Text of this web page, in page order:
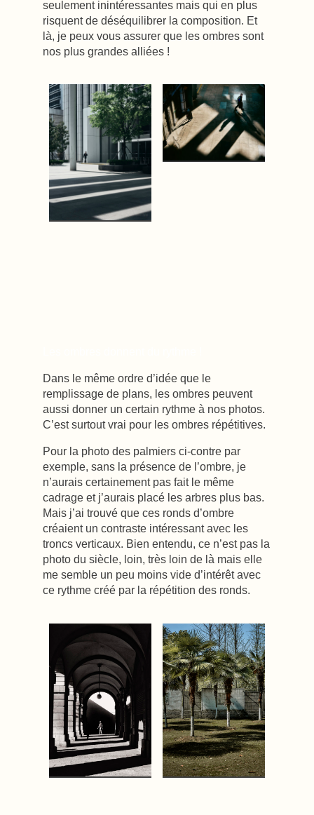
seulement inintéressantes mais qui en plus
risquent de déséquilibrer la composition. Et
là, je peux vous assurer que les ombres sont
nos plus grandes alliées !
Dans le même ordre d’idée que le
remplissage de plans, les ombres peuvent
aussi donner un certain rythme à nos photos.
C’est surtout vrai pour les ombres répétitives.
Pour la photo des palmiers ci-contre par
exemple, sans la présence de l’ombre, je
n’aurais certainement pas fait le même
cadrage et j’aurais placé les arbres plus bas.
Mais j’ai trouvé que ces ronds d’ombre
créaient un contraste intéressant avec les
troncs verticaux. Bien entendu, ce n’est pas la
photo du siècle, loin, très loin de là mais elle
me semble un peu moins vide d’intérêt avec
ce rythme créé par la répétition des ronds.